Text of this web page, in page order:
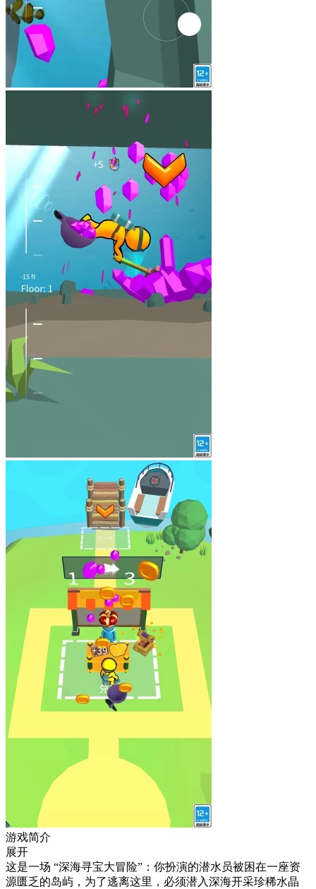
游戏简介
展开
这是一场 “深海寻宝大冒险”：你扮演的潜水员被困在一座资
源匮乏的岛屿，为了逃离这里，必须潜入深海开采珍稀水晶